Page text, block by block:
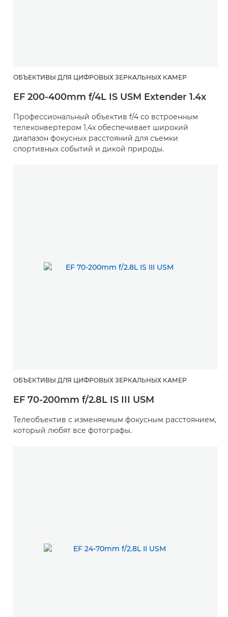
ОБЪЕКТИВЫ ДЛЯ ЦИФРОВЫХ ЗЕРКАЛЬНЫХ КАМЕР
EF 200-400mm f/4L IS USM Extender 1.4x
Профессиональный объектив f/4 со встроенным
телеконвертером 1,4x обеспечивает широкий
диапазон фокусных расстояний для съемки
спортивных событий и дикой природы.
ОБЪЕКТИВЫ ДЛЯ ЦИФРОВЫХ ЗЕРКАЛЬНЫХ КАМЕР
EF 70-200mm f/2.8L IS III USM
Телеобъектив с изменяемым фокусным расстоянием,
который любят все фотографы.